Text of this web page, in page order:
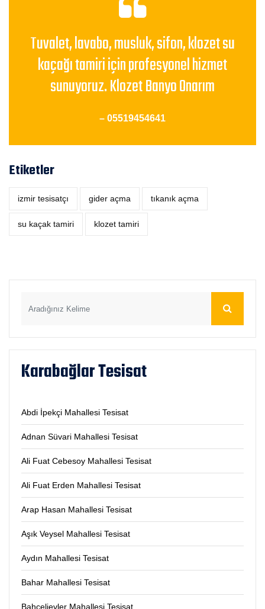
Tuvalet, lavabo, musluk, sifon, klozet su
kaçağı tamiri için profesyonel hizmet
sunuyoruz. Klozet Banyo Onarım
– 05519454641
Etiketler
izmir tesisatçı ‎gider açma tıkanık açma
su kaçak tamiri klozet tamiri
Karabağlar Tesisat
Abdi İpekçi Mahallesi Tesisat
Adnan Süvari Mahallesi Tesisat
Ali Fuat Cebesoy Mahallesi Tesisat
Ali Fuat Erden Mahallesi Tesisat
Arap Hasan Mahallesi Tesisat
Aşık Veysel Mahallesi Tesisat
Aydın Mahallesi Tesisat
Bahar Mahallesi Tesisat
Bahçelievler Mahallesi Tesisat